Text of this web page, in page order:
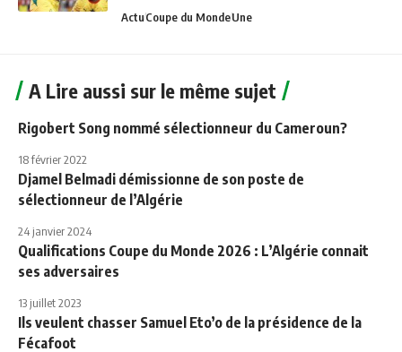
ActuCoupe du MondeUne
A Lire aussi sur le même sujet
Rigobert Song nommé sélectionneur du Cameroun?
18 février 2022
Djamel Belmadi démissionne de son poste de
sélectionneur de l’Algérie
24 janvier 2024
Qualifications Coupe du Monde 2026 : L’Algérie connait
ses adversaires
13 juillet 2023
Ils veulent chasser Samuel Eto’o de la présidence de la
Fécafoot